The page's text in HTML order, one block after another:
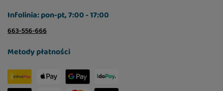
Infolinia: pon-pt, 7:00 - 17:00
663-556-666
Metody płatności